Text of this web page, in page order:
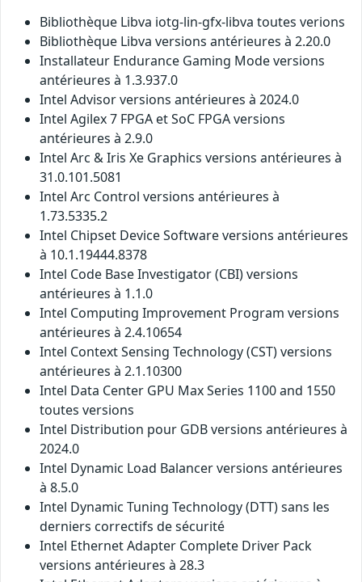
Bibliothèque Libva iotg-lin-gfx-libva toutes verions
Bibliothèque Libva versions antérieures à 2.20.0
Installateur Endurance Gaming Mode versions
antérieures à 1.3.937.0
Intel Advisor versions antérieures à 2024.0
Intel Agilex 7 FPGA et SoC FPGA versions
antérieures à 2.9.0
Intel Arc & Iris Xe Graphics versions antérieures à
31.0.101.5081
Intel Arc Control versions antérieures à
1.73.5335.2
Intel Chipset Device Software versions antérieures
à 10.1.19444.8378
Intel Code Base Investigator (CBI) versions
antérieures à 1.1.0
Intel Computing Improvement Program versions
antérieures à 2.4.10654
Intel Context Sensing Technology (CST) versions
antérieures à 2.1.10300
Intel Data Center GPU Max Series 1100 and 1550
toutes versions
Intel Distribution pour GDB versions antérieures à
2024.0
Intel Dynamic Load Balancer versions antérieures
à 8.5.0
Intel Dynamic Tuning Technology (DTT) sans les
derniers correctifs de sécurité
Intel Ethernet Adapter Complete Driver Pack
versions antérieures à 28.3